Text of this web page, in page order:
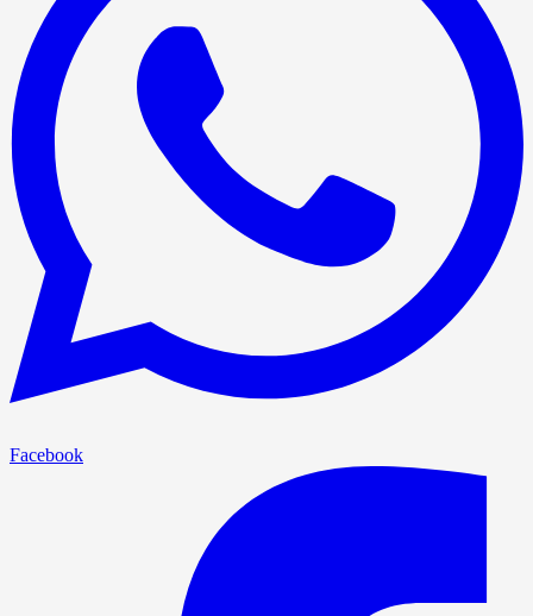
Facebook